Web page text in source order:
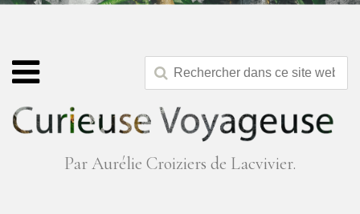
Par Aurélie Croiziers de Lacvivier.